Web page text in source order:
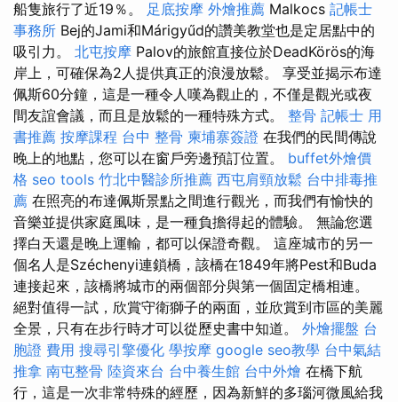
船隻旅行了近19％。 足底按摩 外燴推薦 Malkocs 記帳士
事務所 Bej的Jami和Márigyűd的讚美教堂也是定居點中的
吸引力。 北屯按摩 Palov的旅館直接位於DeadKörös的海
岸上，可確保為2人提供真正的浪漫放鬆。 享受並揭示布達
佩斯60分鐘，這是一種令人嘆為觀止的，不僅是觀光或夜
間友誼會議，而且是放鬆的一種特殊方式。 整骨 記帳士 用
書推薦 按摩課程 台中 整骨 柬埔寨簽證 在我們的民間傳說
晚上的地點，您可以在窗戶旁邊預訂位置。 buffet外燴價
格 seo tools 竹北中醫診所推薦 西屯肩頸放鬆 台中排毒推
薦 在照亮的布達佩斯景點之間進行觀光，而我們有愉快的
音樂並提供家庭風味，是一種負擔得起的體驗。 無論您選
擇白天還是晚上運輸，都可以保證奇觀。 這座城市的另一
個名人是Széchenyi連鎖橋，該橋在1849年將Pest和Buda
連接起來，該橋將城市的兩個部分與第一個固定橋相連。
絕對值得一試，欣賞守衛獅子的兩面，並欣賞到市區的美麗
全景，只有在步行時才可以從歷史書中知道。 外燴擺盤 台
胞證 費用 搜尋引擎優化 學按摩 google seo教學 台中氣結
推拿 南屯整骨 陸資來台 台中養生館 台中外燴 在橋下航
行，這是一次非常特殊的經歷，因為新鮮的多瑙河微風給我